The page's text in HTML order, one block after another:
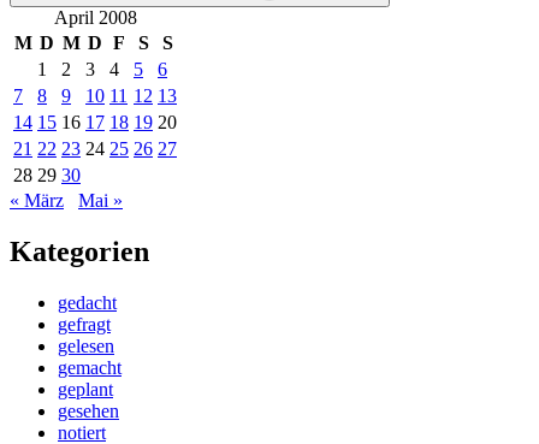
April 2008
M D M D F S
S
1
2 3 4 5
6
7
8 9 10 11 12 13
14 15 16 17 18 19 20
21 22 23 24 25 26 27
28 29 30
« März
Mai »
Kategorien
gedacht
gefragt
gelesen
gemacht
geplant
gesehen
notiert